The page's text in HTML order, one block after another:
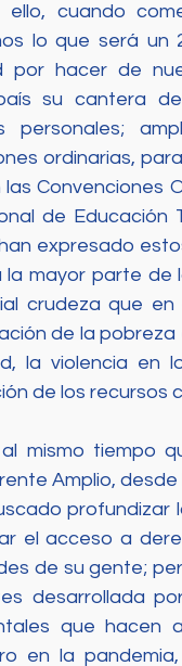
ello, cuando
lo que será un
por hacer de
su cantera
personales;
ordinarias,
las Convenciones
de Educación
expresado
la mayor parte de
crudeza que
de la
la violencia en
de los recursos
mismo tiempo
Amplio,
profundizar
el acceso a
de su gente;
desarrollada
que hacen
en la